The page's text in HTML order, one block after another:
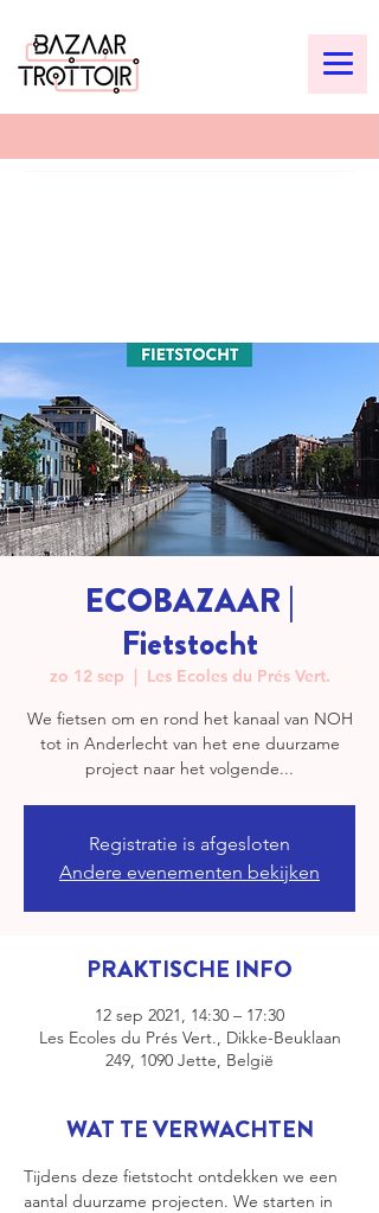
ECOBAZAAR |
Fietstocht
zo 12 sep
  |
Les Ecoles du Prés Vert.
We fietsen om en rond het kanaal van NOH
tot in Anderlecht van het ene duurzame
project naar het volgende...
Registratie is afgesloten
Andere evenementen bekijken
PRAKTISCHE INFO
12 sep 2021, 14:30 – 17:30
Les Ecoles du Prés Vert., Dikke-Beuklaan
249, 1090 Jette, België
WAT TE VERWACHTEN
Tijdens deze fietstocht ontdekken we een
aantal duurzame projecten. We starten in